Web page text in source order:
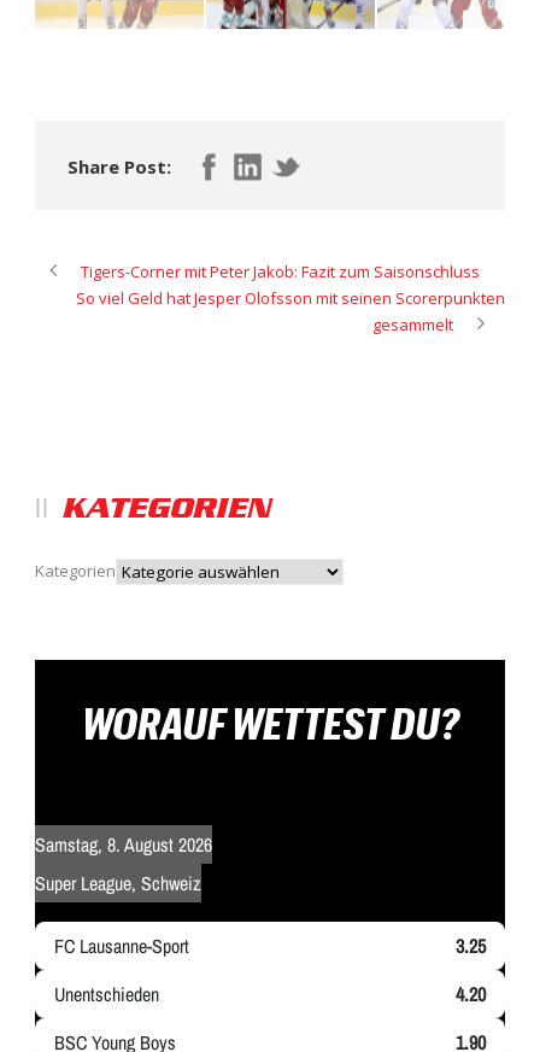
Share Post:
Tigers-Corner mit Peter Jakob: Fazit zum Saisonschluss
So viel Geld hat Jesper Olofsson mit seinen Scorerpunkten
gesammelt
KATEGORIEN
Kategorien